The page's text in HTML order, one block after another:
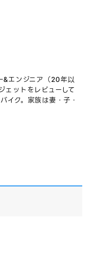
&エンジニア（20年以
ェットをレビューして
イク。家族は妻・子・